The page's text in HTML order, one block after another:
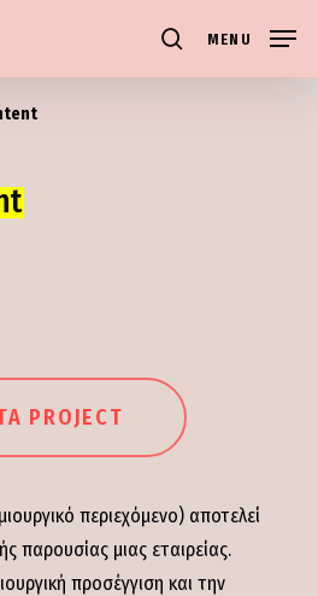
search
MENU
PROJECT
περιεχόμενο) αποτελεί
παρουσίας μιας εταιρείας.
προσέγγιση και την